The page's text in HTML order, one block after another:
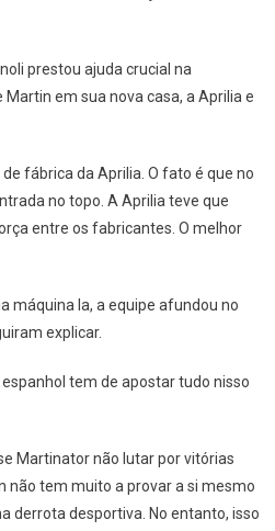
prestou ajuda crucial na
em sua nova casa, a Aprilia e
fábrica da Aprilia. O fato é que no
no topo. A Aprilia teve que
entre os fabricantes. O melhor
máquina la, a equipe afundou no
explicar.
tem de apostar tudo nisso
Martinator não lutar por vitórias
não tem muito a provar a si mesmo
derrota desportiva. No entanto, isso